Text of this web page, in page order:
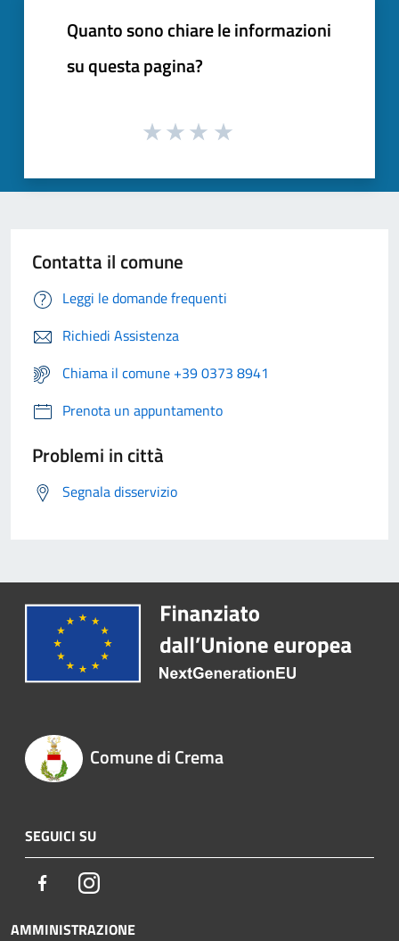
Quanto sono chiare le informazioni
su questa pagina?
Contatta il comune
Leggi le domande frequenti
Richiedi Assistenza
Chiama il comune +39 0373 8941
Prenota un appuntamento
Problemi in città
Segnala disservizio
Comune di Crema
SEGUICI SU
FacebookInstagram
AMMINISTRAZIONE